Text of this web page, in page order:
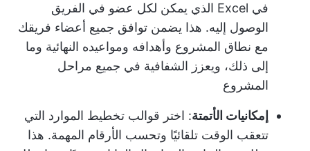
في Excel الذي يمكن لكل عضو في الفريق
الوصول إليه. هذا يضمن توافق جميع أعضاء فريقك
مع نطاق المشروع وأهدافه ومواعيده النهائية وما
إلى ذلك، ويعزز الشفافية في جميع مراحل
المشروع
إمكانيات الأتمتة: اختر قوالب تخطيط الموارد التي
تتعقب الوقت تلقائيًا وتحسب الأرقام المهمة. هذا